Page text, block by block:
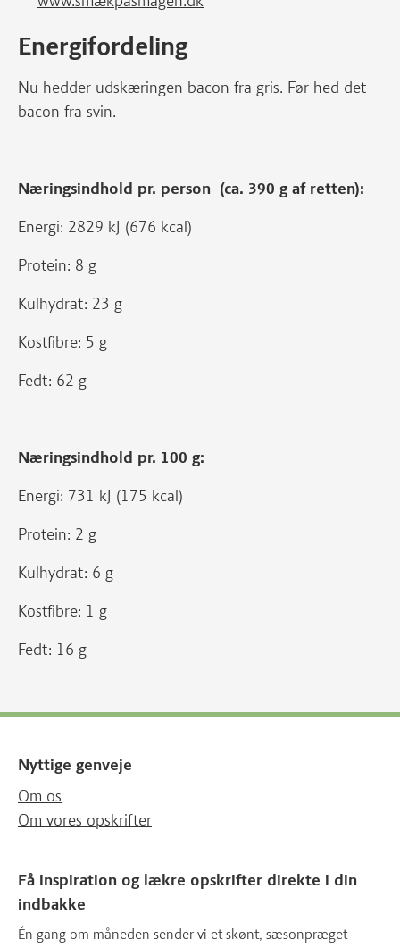
Energifordeling
Nu hedder udskæringen bacon fra gris. Før hed det
bacon fra svin.
Næringsindhold pr. person (ca. 390 g af retten):
Energi: 2829 kJ (676 kcal)
Protein: 8 g
Kulhydrat: 23 g
Kostfibre: 5 g
Fedt: 62 g
Næringsindhold pr. 100 g:
Energi: 731 kJ (175 kcal)
Protein: 2 g
Kulhydrat: 6 g
Kostfibre: 1 g
Fedt: 16 g
Nyttige genveje
Om os
Om vores opskrifter
Få inspiration og lækre opskrifter direkte i din
indbakke
Én gang om måneden sender vi et skønt, sæsonpræget